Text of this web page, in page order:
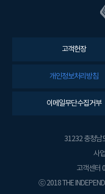
고객헌장
개인정보처리방침
이메일무단수집거부
31232 충청남
사
고객센터
ⓒ 2018 THE